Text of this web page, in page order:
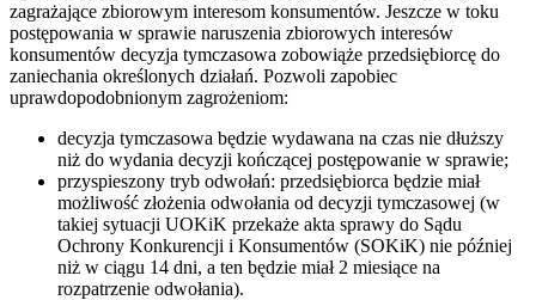
zagrażające zbiorowym interesom konsumentów. Jeszcze w toku
postępowania w sprawie naruszenia zbiorowych interesów
konsumentów decyzja tymczasowa zobowiąże przedsiębiorcę do
zaniechania określonych działań. Pozwoli zapobiec
uprawdopodobnionym zagrożeniom:
decyzja tymczasowa będzie wydawana na czas nie dłuższy
niż do wydania decyzji kończącej postępowanie w sprawie;
przyspieszony tryb odwołań: przedsiębiorca będzie miał
możliwość złożenia odwołania od decyzji tymczasowej (w
takiej sytuacji UOKiK przekaże akta sprawy do Sądu
Ochrony Konkurencji i Konsumentów (SOKiK) nie później
niż w ciągu 14 dni, a ten będzie miał 2 miesiące na
rozpatrzenie odwołania).